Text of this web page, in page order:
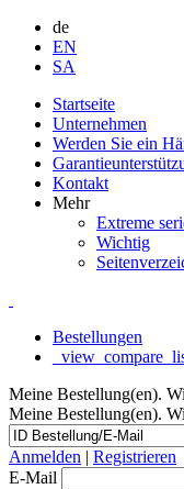
de
EN
SA
Startseite
Unternehmen
Werden Sie ein
Kontakt
Mehr
Extreme
Wichtig
Bestellungen
Meine Bestellung(en).
Meine Bestellung(en).
Anmelden | Registrieren
E-Mail